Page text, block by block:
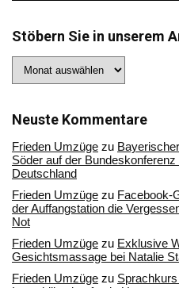
Stöbern Sie in unserem
Sie
Archiv
Neuste Kommentare
Frieden Umzüge zu
Söder auf der
Deutschland
Frieden Umzüge zu Facebook-
der Auffangstation die
Not
Frieden Umzüge zu Exklusive
Gesichtsmassage bei Natalie
Frieden Umzüge zu